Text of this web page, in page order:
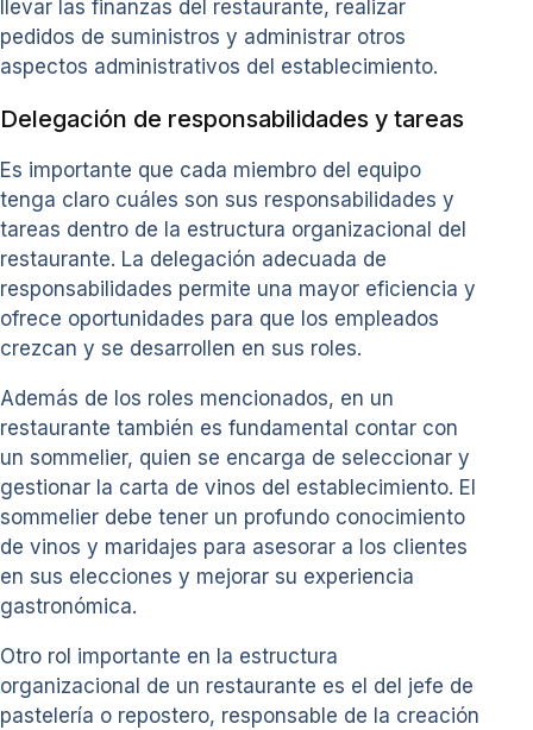
llevar las finanzas del restaurante, realizar
pedidos de suministros y administrar otros
aspectos administrativos del establecimiento.
Delegación de responsabilidades y tareas
Es importante que cada miembro del equipo
tenga claro cuáles son sus responsabilidades y
tareas dentro de la estructura organizacional del
restaurante. La delegación adecuada de
responsabilidades permite una mayor eficiencia y
ofrece oportunidades para que los empleados
crezcan y se desarrollen en sus roles.
Además de los roles mencionados, en un
restaurante también es fundamental contar con
un sommelier, quien se encarga de seleccionar y
gestionar la carta de vinos del establecimiento. El
sommelier debe tener un profundo conocimiento
de vinos y maridajes para asesorar a los clientes
en sus elecciones y mejorar su experiencia
gastronómica.
Otro rol importante en la estructura
organizacional de un restaurante es el del jefe de
pastelería o repostero, responsable de la creación